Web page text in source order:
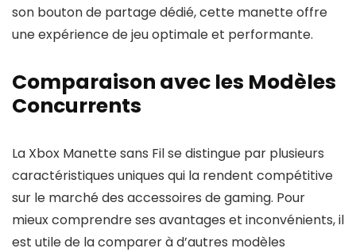
son bouton de partage dédié, cette manette offre
une expérience de jeu optimale et performante.
Comparaison avec les Modèles
Concurrents
La Xbox Manette sans Fil se distingue par plusieurs
caractéristiques uniques qui la rendent compétitive
sur le marché des accessoires de gaming. Pour
mieux comprendre ses avantages et inconvénients, il
est utile de la comparer à d’autres modèles